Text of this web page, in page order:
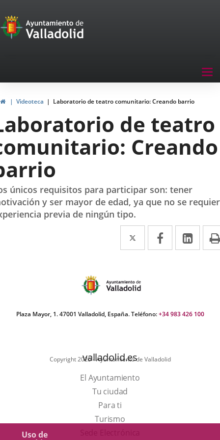
Uso de
Portal
de
navegación
InicioVideoteca Laboratorio de teatro comunitario: Creando barrio
de teatro
Creando
únicos requisitos para participar son: tener
y ser mayor de edad, ya que no se
previa de ningún tipo.
Twitter
Enlace
a
aplicación
Facebook
Enlace
a
a
Plaza Mayor, 1. 47001 Valladolid, España. Teléfono:+34 983 426 100
Copyright 2025 - Ayuntamiento de Valladolid
valladolid.es
El Ayuntamiento
Tu ciudad
Para ti
TurismoEste